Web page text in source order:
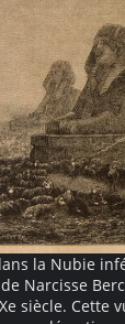
la Nubie
Narcisse
siècle. Cette